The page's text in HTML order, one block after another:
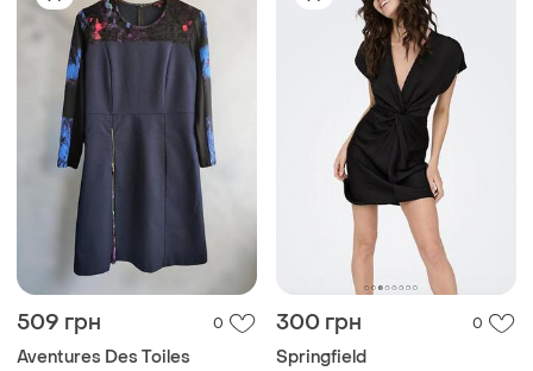
509 грн 0
Aventures Des Toiles
300 грн 0
Springfield